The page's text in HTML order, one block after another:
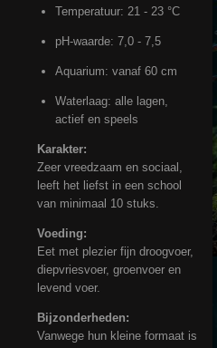
Temperatuur: 21 - 23 °C
pH-waarde: 7,0 - 7,5
Aquarium: vanaf 60 cm
Waterlaag: alle lagen,
actief en speels
Karakter:
Zeer vreedzaam en sociaal,
leeft het liefst in een school
van minimaal 10 stuks.
Voeding:
Eet met plezier fijn droogvoer,
diepvriesvoer, groenvoer en
levend voer.
Bijzonderheden:
Vanwege hun kleine formaat is